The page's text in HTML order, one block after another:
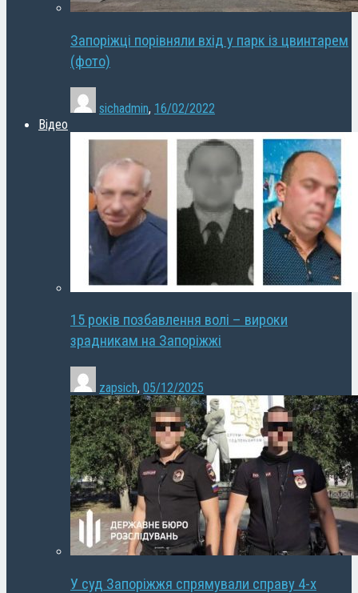
Запоріжці порівняли вхід у парк із цвинтарем
(фото)
sichadmin, 16/02/2022
Відео
15 років позбавлення волі – вироки
зрадникам на Запоріжжі
zapsich, 05/12/2025
У суд Запоріжжя спрямували справу 4-х